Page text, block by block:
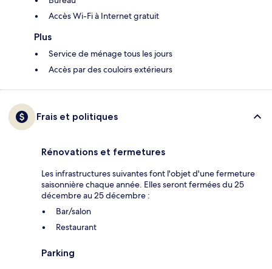
Accès Wi-Fi à Internet gratuit
Plus
Service de ménage tous les jours
Accès par des couloirs extérieurs
Frais et politiques
Rénovations et fermetures
Les infrastructures suivantes font l'objet d'une fermeture
saisonnière chaque année. Elles seront fermées du 25
décembre au 25 décembre :
Bar/salon
Restaurant
Parking